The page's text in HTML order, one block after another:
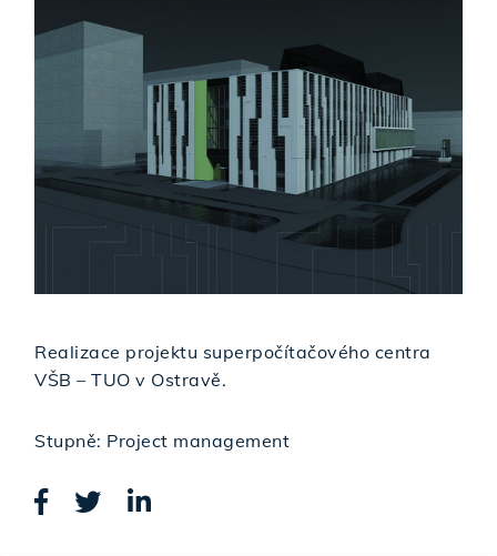
Realizace projektu superpočítačového centra
VŠB – TUO v Ostravě.
Stupně: Project management